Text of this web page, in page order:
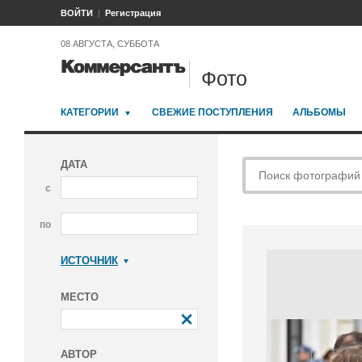
ВОЙТИ Регистрация
08 АВГУСТА, СУББОТА
Фото
КАТЕГОРИИ СВЕЖИЕ ПОСТУПЛЕНИЯ АЛЬБОМЫ
ДАТА
с
по
ИСТОЧНИК
МЕСТО
АВТОР